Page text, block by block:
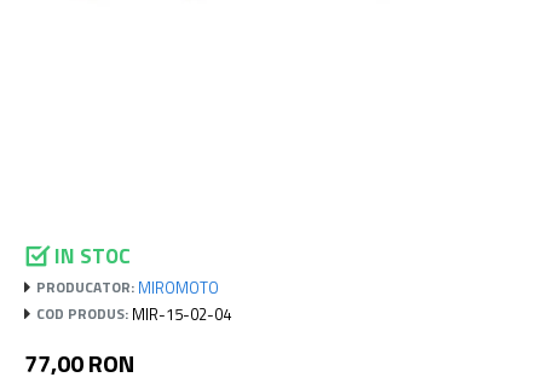
IN STOC
PRODUCATOR: MIROMOTO
COD PRODUS: MIR-15-02-04
77,00 RON